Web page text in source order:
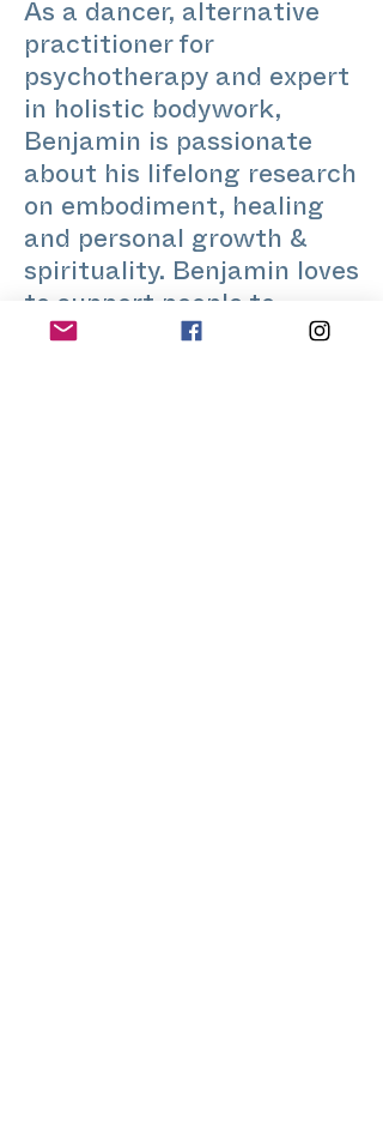
As a dancer, alternative
practitioner for
psychotherapy and expert
in holistic bodywork,
Benjamin is passionate
about his lifelong research
on embodiment, healing
and personal growth &
spirituality. Benjamin loves
reconnect with the